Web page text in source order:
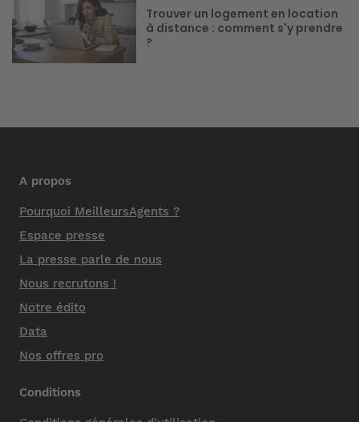
Trouver un logement en location
à distance : comment s'y prendre
?
A propos
Pourquoi MeilleursAgents ?
Espace presse
La presse parle de nous
Nous recrutons !
Notre édito
Data
Nos offres pro
Conditions